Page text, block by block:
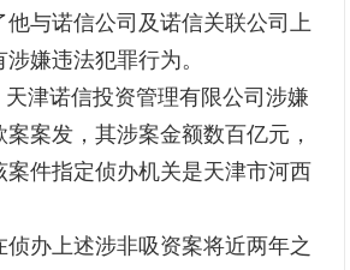
他与诺信公司及诺信关联公司上
嫌违法犯罪行为。
津诺信投资管理有限公司涉嫌
案发，其涉案金额数百亿元，
案件指定侦办机关是天津市河西
办上述涉非吸资案将近两年之